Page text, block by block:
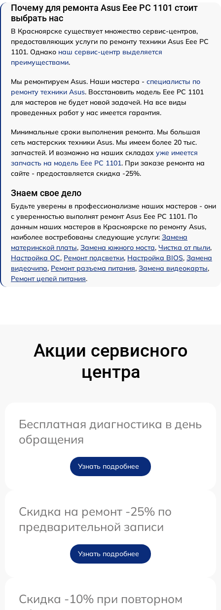
Почему для ремонта Asus Eee PC 1101 стоит
выбрать нас
В Красноярске существует множество сервис-центров,
предоставляющих услуги по ремонту техники Asus Eee PC
1101. Однако наш сервис-центр выделяется
преимуществами.
Мы ремонтируем Asus. Наши мастера - специалисты по
ремонту техники Asus. Восстановить модель Eee PC 1101
для мастеров не будет новой задачей. На все виды
проведенных работ у нас имеется гарантия.
Минимальные сроки выполнения ремонта. Мы большая
сеть мастерских техники Asus. Мы имеем более 20 тыс.
запчастей. И возможно на наших складах уже имеется
запчасть на модель Eee PC 1101. При заказе ремонта на
сайте - предоставляется скидка -25%.
Знаем свое дело
Будьте уверены в профессионализме наших мастеров - они
с уверенностью выполнят ремонт Asus Eee PC 1101. По
данным наших мастеров в Красноярске по ремонту Asus,
наиболее востребованы следующие услуги: Замена
материнской платы, Замена южного моста, Чистка от пыли,
Настройка ОС, Ремонт подсветки, Настройка BIOS, Замена
видеочипа, Ремонт разъема питания, Замена видеокарты,
Ремонт цепей питания.
Акции сервисного
центра
Бесплатная диагностика в день
обращения
Узнать подробнее
Скидка на ремонт -25% по
предварительной записи
Узнать подробнее
Скидка -10% при повторном